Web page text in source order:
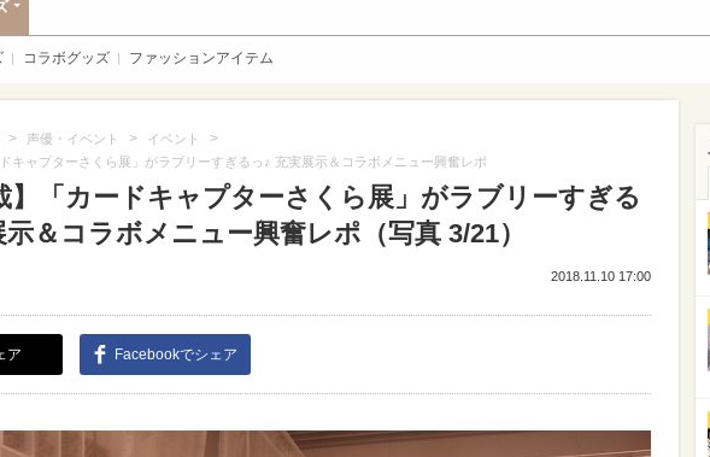
コラボグッズ ファッションアイテム
> 声優・イベント > イベント >
キャプターさくら展」がラブリーすぎるっ♪ 充実展示＆コラボメニュー興奮レポ
】「カードキャプターさくら展」がラブリーすぎる
示＆コラボメニュー興奮レポ（写真 3/21）
2018.11.10 17:00
ア Facebookでシェア